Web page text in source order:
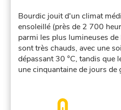
Bourdic jouit d'un climat
ensoleillé (près de 2 700
parmi les plus lumineuses de
sont très chauds, avec une
dépassant 30 °C, tandis que
une cinquantaine de jours de